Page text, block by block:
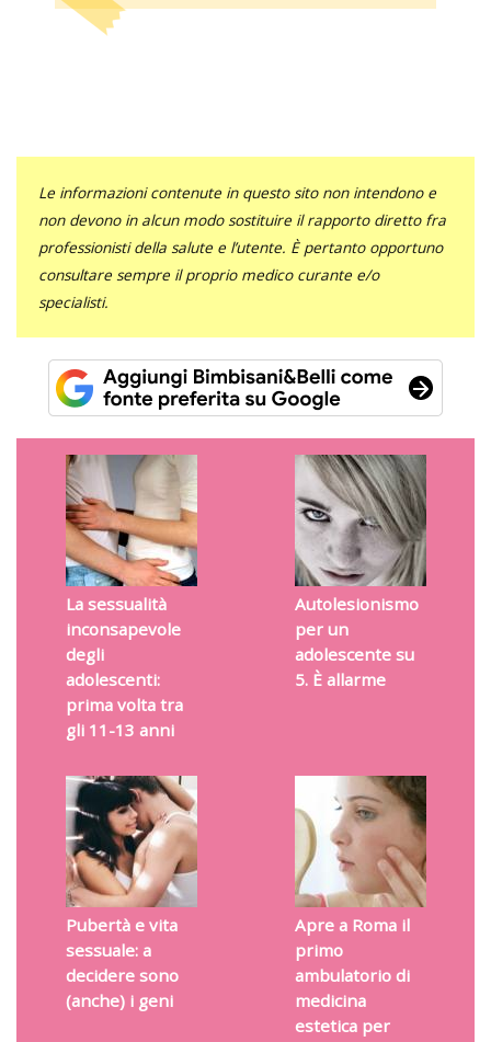
Le informazioni contenute in questo sito non intendono e
non devono in alcun modo sostituire il rapporto diretto fra
professionisti della salute e l’utente. È pertanto opportuno
consultare sempre il proprio medico curante e/o
specialisti.
La sessualità
inconsapevole
degli
adolescenti:
prima volta tra
gli 11-13 anni
Autolesionismo
per un
adolescente su
5. È allarme
Pubertà e vita
sessuale: a
decidere sono
(anche) i geni
Apre a Roma il
primo
ambulatorio di
medicina
estetica per